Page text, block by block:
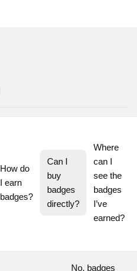
How do
I earn
badges?
Can I
buy
badges
directly?
Where
can I
see the
badges
I’ve
earned?
No, badges